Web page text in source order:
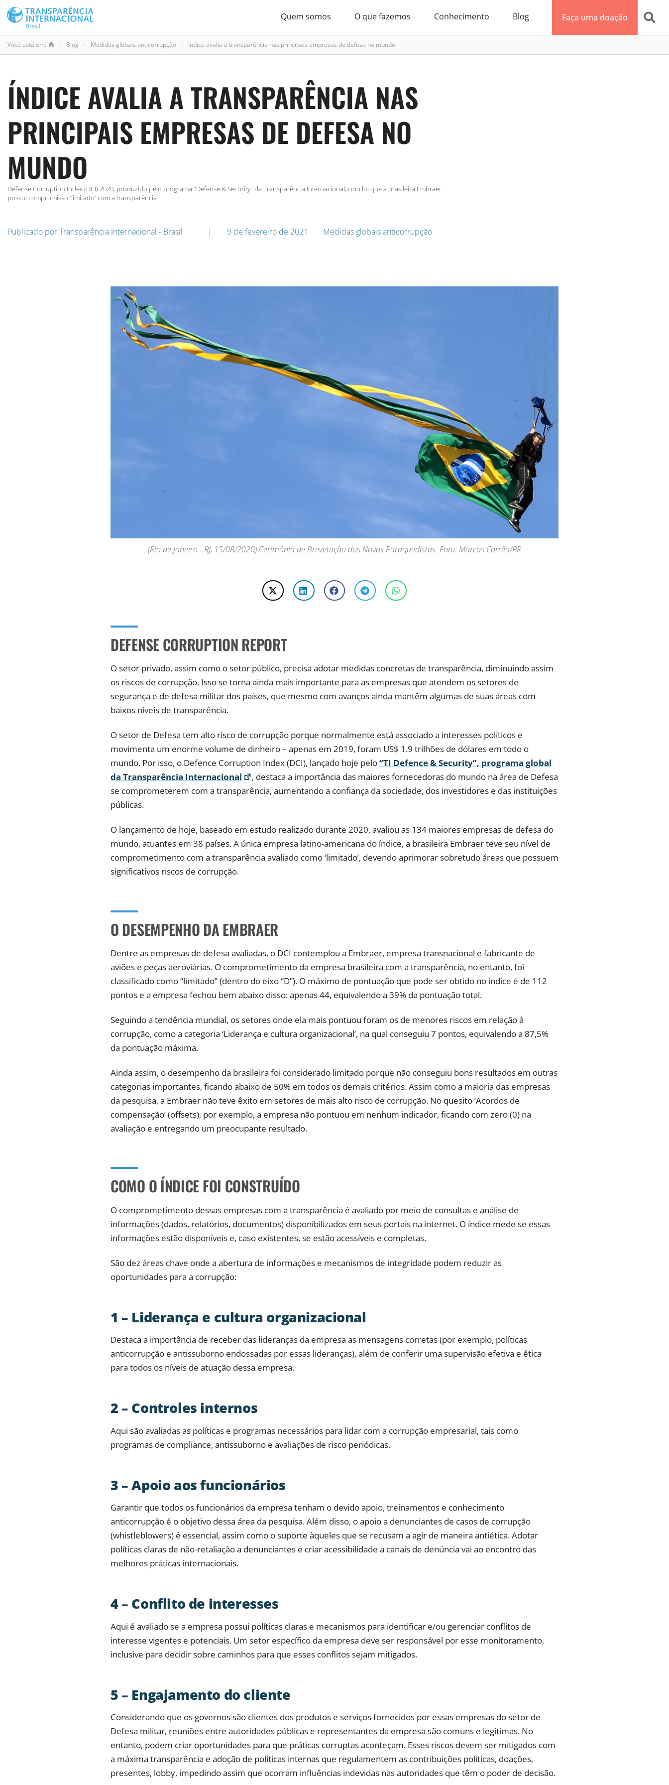
Quem somos O que fazemos Conhecimento Blog Faça uma doação
Você está em: › Blog › Medidas globais anticorrupção › Índice avalia a transparência nas principais empresas de defesa no mundo
ÍNDICE AVALIA A TRANSPARÊNCIA NAS
PRINCIPAIS EMPRESAS DE DEFESA NO
MUNDO
Defense Corruption Index (DCI) 2020, produzido pelo programa "Defense & Security" da Transparência Internacional, conclui que a brasileira Embraer
possui compromisso 'limitado' com a transparência.
Publicado porTransparência Internacional - Brasil | 9 de fevereiro de 2021 Medidas globais anticorrupção
(Rio de Janeiro - RJ, 15/08/2020) Cerimônia de Brevetação dos Novos Paraquedistas. Foto: Marcos Corrêa/PR
DEFENSE CORRUPTION REPORT
O setor privado, assim como o setor público, precisa adotar medidas concretas de transparência, diminuindo assim
os riscos de corrupção. Isso se torna ainda mais importante para as empresas que atendem os setores de
segurança e de defesa militar dos países, que mesmo com avanços ainda mantêm algumas de suas áreas com
baixos níveis de transparência.
O setor de Defesa tem alto risco de corrupção porque normalmente está associado a interesses políticos e
movimenta um enorme volume de dinheiro – apenas em 2019, foram US$ 1.9 trilhões de dólares em todo o
mundo. Por isso, o Defence Corruption Index (DCI), lançado hoje pelo“TI Defence & Security”, programa global
da Transparência Internacional
, destaca a importância das maiores fornecedoras do mundo na área de Defesa
se comprometerem com a transparência, aumentando a confiança da sociedade, dos investidores e das instituições
públicas.
O lançamento de hoje, baseado em estudo realizado durante 2020, avaliou as 134 maiores empresas de defesa do
mundo, atuantes em 38 países. A única empresa latino-americana do índice, a brasileira Embraer teve seu nível de
comprometimento com a transparência avaliado como ‘limitado’, devendo aprimorar sobretudo áreas que possuem
significativos riscos de corrupção.
O DESEMPENHO DA EMBRAER
Dentre as empresas de defesa avaliadas, o DCI contemplou a Embraer, empresa transnacional e fabricante de
aviões e peças aeroviárias. O comprometimento da empresa brasileira com a transparência, no entanto, foi
classificado como “limitado” (dentro do eixo “D”). O máximo de pontuação que pode ser obtido no índice é de 112
pontos e a empresa fechou bem abaixo disso: apenas 44, equivalendo a 39% da pontuação total.
Seguindo a tendência mundial, os setores onde ela mais pontuou foram os de menores riscos em relação à
corrupção, como a categoria ‘Liderança e cultura organizacional’, na qual conseguiu 7 pontos, equivalendo a 87,5%
da pontuação máxima.
Ainda assim, o desempenho da brasileira foi considerado limitado porque não conseguiu bons resultados em outras
categorias importantes, ficando abaixo de 50% em todos os demais critérios. Assim como a maioria das empresas
da pesquisa, a Embraer não teve êxito em setores de mais alto risco de corrupção. No quesito ‘Acordos de
compensação’ (offsets), por exemplo, a empresa não pontuou em nenhum indicador, ficando com zero (0) na
avaliação e entregando um preocupante resultado.
COMO O ÍNDICE FOI CONSTRUÍDO
O comprometimento dessas empresas com a transparência é avaliado por meio de consultas e análise de
informações (dados, relatórios, documentos) disponibilizados em seus portais na internet. O índice mede se essas
informações estão disponíveis e, caso existentes, se estão acessíveis e completas.
São dez áreas chave onde a abertura de informações e mecanismos de integridade podem reduzir as
oportunidades para a corrupção:
1 – Liderança e cultura organizacional
Destaca a importância de receber das lideranças da empresa as mensagens corretas (por exemplo, políticas
anticorrupção e antissuborno endossadas por essas lideranças), além de conferir uma supervisão efetiva e ética
para todos os níveis de atuação dessa empresa.
2 – Controles internos
Aqui são avaliadas as políticas e programas necessários para lidar com a corrupção empresarial, tais como
programas de compliance, antissuborno e avaliações de risco periódicas.
3 – Apoio aos funcionários
Garantir que todos os funcionários da empresa tenham o devido apoio, treinamentos e conhecimento
anticorrupção é o objetivo dessa área da pesquisa. Além disso, o apoio a denunciantes de casos de corrupção
(whistleblowers) é essencial, assim como o suporte àqueles que se recusam a agir de maneira antiética. Adotar
políticas claras de não-retaliação a denunciantes e criar acessibilidade a canais de denúncia vai ao encontro das
melhores práticas internacionais.
4 – Conflito de interesses
Aqui é avaliado se a empresa possui políticas claras e mecanismos para identificar e/ou gerenciar conflitos de
interesse vigentes e potenciais. Um setor específico da empresa deve ser responsável por esse monitoramento,
inclusive para decidir sobre caminhos para que esses conflitos sejam mitigados.
5 – Engajamento do cliente
Considerando que os governos são clientes dos produtos e serviços fornecidos por essas empresas do setor de
Defesa militar, reuniões entre autoridades públicas e representantes da empresa são comuns e legítimas. No
entanto, podem criar oportunidades para que práticas corruptas aconteçam. Esses riscos devem ser mitigados com
a máxima transparência e adoção de políticas internas que regulamentem as contribuições políticas, doações,
presentes, lobby, impedindo assim que ocorram influências indevidas nas autoridades que têm o poder de decisão.